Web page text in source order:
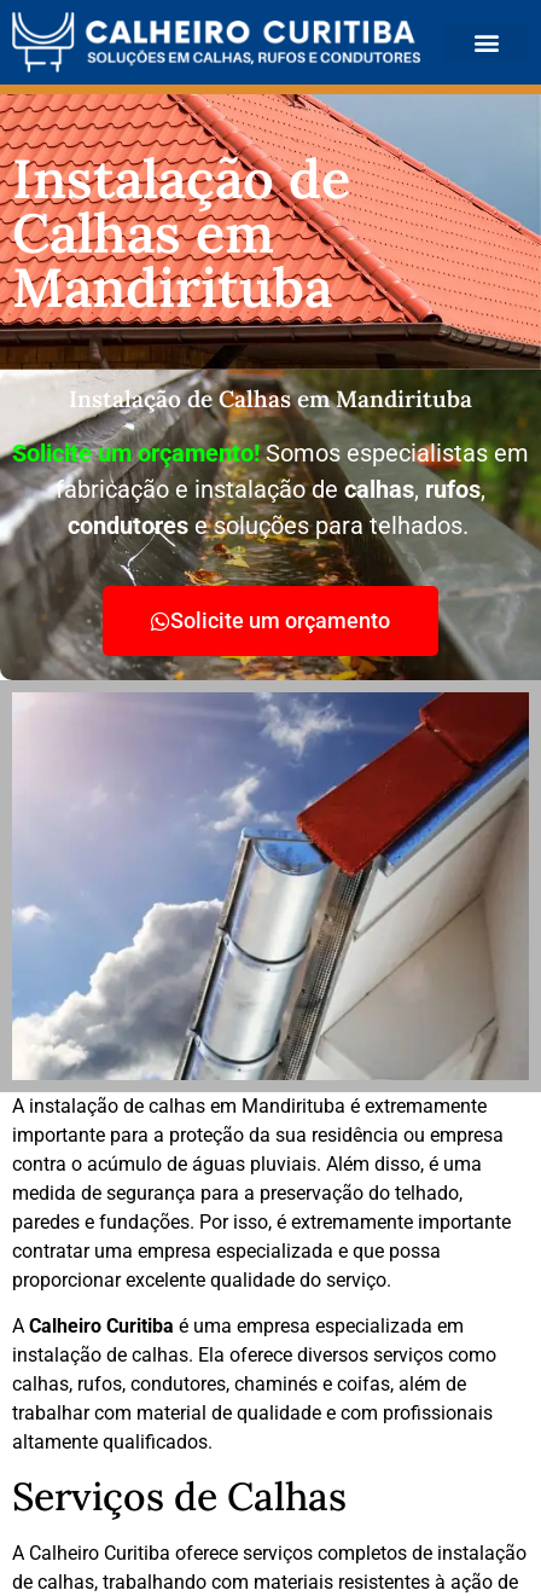
Instalação de
Calhas em
Mandirituba
Instalação de Calhas em Mandirituba
Solicite um orçamento!Somos especialistas em
fabricação e instalação de calhas, rufos,
condutores e soluções para telhados.
Solicite um orçamento
A instalação de calhas em Mandirituba é extremamente
importante para a proteção da sua residência ou empresa
contra o acúmulo de águas pluviais. Além disso, é uma
medida de segurança para a preservação do telhado,
paredes e fundações. Por isso, é extremamente importante
contratar uma empresa especializada e que possa
proporcionar excelente qualidade do serviço.
A Calheiro Curitiba é uma empresa especializada em
instalação de calhas. Ela oferece diversos serviços como
calhas, rufos, condutores, chaminés e coifas, além de
trabalhar com material de qualidade e com profissionais
altamente qualificados.
Serviços de Calhas
A Calheiro Curitiba oferece serviços completos de instalação
de calhas, trabalhando com materiais resistentes à ação de